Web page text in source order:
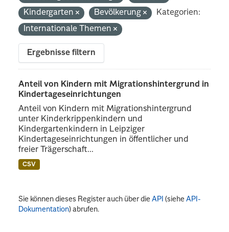
Kindergarten
Bevölkerung
Kategorien:
Internationale Themen
Ergebnisse filtern
Anteil von Kindern mit Migrationshintergrund in
Kindertageseinrichtungen
Anteil von Kindern mit Migrationshintergrund
unter Kinderkrippenkindern und
Kindergartenkindern in Leipziger
Kindertageseinrichtungen in öffentlicher und
freier Trägerschaft...
CSV
Sie können dieses Register auch über dieAPI (sieheAPI-
Dokumentation) abrufen.